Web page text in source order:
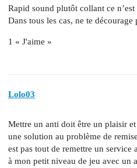
Rapid sound plutôt collant ce
Dans tous les cas, ne te décourage
1 « J'aime »
Lolo03
Mettre un anti doit être un plaisir
une solution au problème de
est pas tout de remettre un
à mon petit niveau de jeu avec un